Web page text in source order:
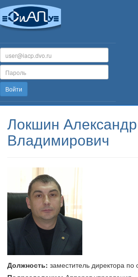
Войти
Локшин Александр
Владимирович
Должность: заместитель директора